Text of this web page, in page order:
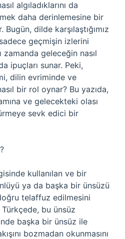
algıladıklarını da
daha derinlemesine bir
Bugün, dilde karşılaştığımız
geçmişin izlerini
zamanda geleceğin nasıl
ipuçları sunar. Peki,
dilin evriminde ve
bir rol oynar? Bu yazıda,
ve gelecekteki olası
sevk edici bir
kullanılan ve bir
ya da başka bir ünsüzü
telaffuz edilmesini
bu ünsüz
başka bir ünsüz ile
bozmadan okunmasını